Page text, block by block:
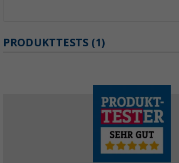
PRODUKTTESTS (1)